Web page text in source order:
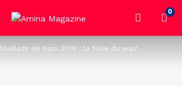
0
Maillots de bain 2016 : la folie du wax!